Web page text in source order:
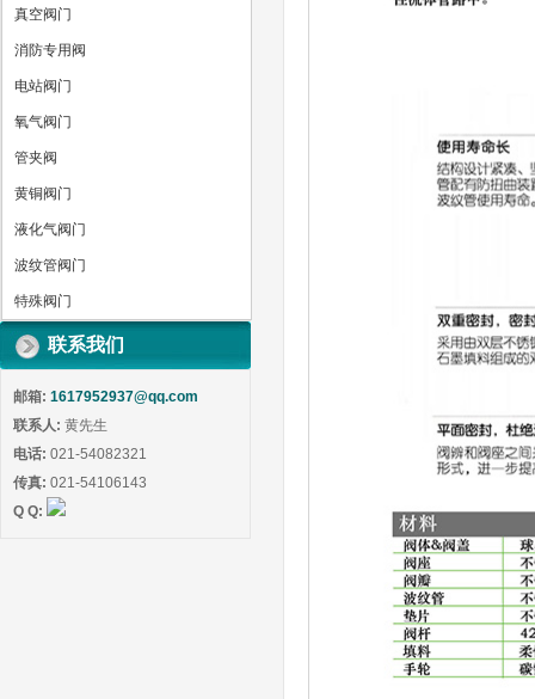
真空阀门
消防专用阀
电站阀门
氧气阀门
管夹阀
黄铜阀门
液化气阀门
波纹管阀门
特殊阀门
联系我们
邮箱: 1617952937@qq.com
联系人: 黄先生
电话: 021-54082321
传真: 021-54106143
Q Q: